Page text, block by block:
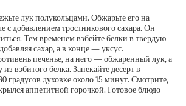
лук полукольцами. Обжарьте его на
с добавлением тростникового сахара. Он
Тем временем взбейте белки в твердую
сахар, а в конце — уксус.
печенье, на него — обжаренный лук, а
взбитого белка. Запекайте десерт в
градусов духовке около 15 минут. Смотрите,
аппетитной горочкой. Готовое блюдо